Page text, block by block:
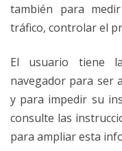
también para
tráfico, controlar el
El usuario tiene
navegador para ser
y para impedir su
consulte las
para ampliar esta